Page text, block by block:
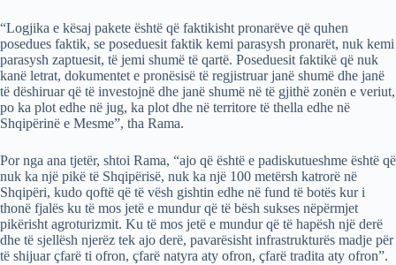
“Logjika e kësaj pakete është që faktikisht pronarëve që quhen
posedues faktik, se poseduesit faktik kemi parasysh pronarët, nuk kemi
parasysh zaptuesit, të jemi shumë të qartë. Poseduesit faktikë që nuk
kanë letrat, dokumentet e pronësisë të regjistruar janë shumë dhe janë
të dëshiruar që të investojnë dhe janë shumë në të gjithë zonën e veriut,
po ka plot edhe në jug, ka plot dhe në territore të thella edhe në
Shqipërinë e Mesme”, tha Rama.
Por nga ana tjetër, shtoi Rama, “ajo që është e padiskutueshme është që
nuk ka një pikë të Shqipërisë, nuk ka një 100 metërsh katrorë në
Shqipëri, kudo qoftë që të vësh gishtin edhe në fund të botës kur i
thonë fjalës ku të mos jetë e mundur që të bësh sukses nëpërmjet
pikërisht agroturizmit. Ku të mos jetë e mundur që të hapësh një derë
dhe të sjellësh njerëz tek ajo derë, pavarësisht infrastrukturës madje për
të shijuar çfarë ti ofron, çfarë natyra aty ofron, çfarë tradita aty ofron”.